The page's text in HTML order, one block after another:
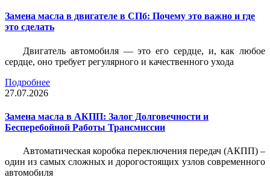
Замена масла в двигателе в СПб: Почему это важно и где
это сделать
Двигатель автомобиля — это его сердце, и, как любое
сердце, оно требует регулярного и качественного ухода
Подробнее
27.07.2026
Замена масла в АКПП: Залог Долговечности и
Бесперебойной Работы Трансмиссии
Автоматическая коробка переключения передач (АКПП) –
один из самых сложных и дорогостоящих узлов современного
автомобиля